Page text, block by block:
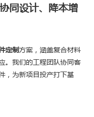
同设计、降本增
定制方案，涵盖复合材料
。我们的工程团队协同客
，为新项目投产打下基